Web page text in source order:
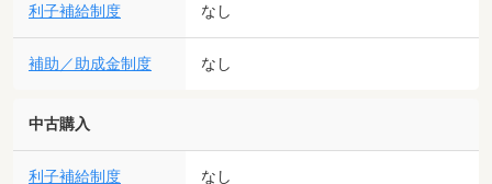
利子補給制度 なし
補助／助成金制度 なし
中古購入
利子補給制度 なし